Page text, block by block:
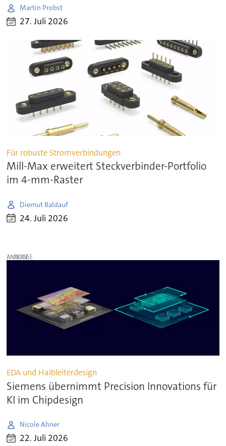
Martin Probst
27. Juli 2026
Für robuste Stromverbindungen
Mill-Max erweitert Steckverbinder-Portfolio
im 4-mm-Raster
Diemut Baldauf
24. Juli 2026
ANZEIGE
EDA und Halbleiterdesign
Siemens übernimmt Precision Innovations für
KI im Chipdesign
Nicole Ahner
22. Juli 2026